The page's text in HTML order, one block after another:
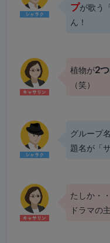
プが歌う
ん！
植物が2つ
（笑）
グループ
題名が「
たしか・
ドラマの